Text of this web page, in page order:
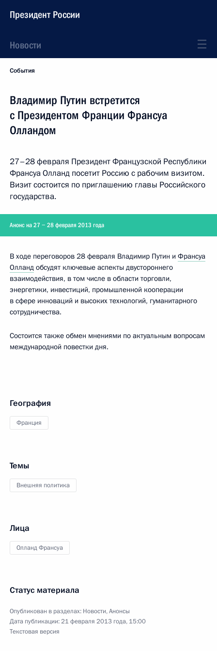
Президент России
Новости
События
Владимир Путин встретится
с Президентом Франции Франсуа
Олландом
27–28 февраля Президент Французской Республики
Франсуа Олланд посетит Россию с рабочим визитом.
Визит состоится по приглашению главы Российского
государства.
Анонс на 27 − 28 февраля 2013 года
В ходе переговоров 28 февраля Владимир Путин и Франсуа
Олланд обсудят ключевые аспекты двустороннего
взаимодействия, в том числе в области торговли,
энергетики, инвестиций, промышленной кооперации
в сфере инноваций и высоких технологий, гуманитарного
сотрудничества.
Состоится также обмен мнениями по актуальным вопросам
международной повестки дня.
География
Франция
Темы
Внешняя политика
Лица
Олланд Франсуа
Статус материала
Опубликован в разделах: Новости,Анонсы
Дата публикации:21 февраля 2013 года, 15:00
Текстовая версия